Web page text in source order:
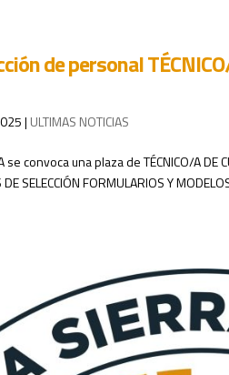
de personal
| ULTIMAS NOTICIAS
convoca una plaza de TÉCNICO/A DE
SELECCIÓN FORMULARIOS Y